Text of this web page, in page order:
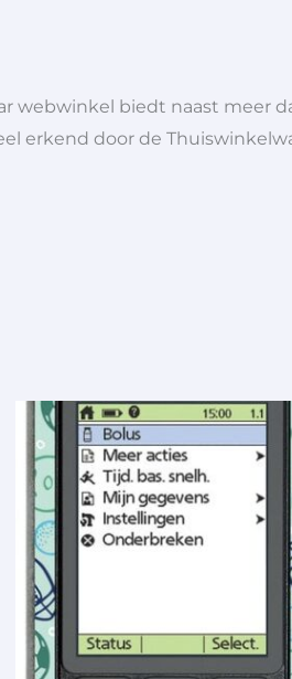
webwinkel biedt naast meer
erkend door de